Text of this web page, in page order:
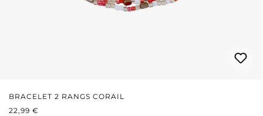
BRACELET 2 RANGS CORAIL
PRIX RÉGULIER :
22,99 €